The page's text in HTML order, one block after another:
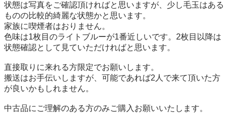
状態は写真をご確認頂ければと思いますが、少し毛玉はある
ものの比較的綺麗な状態かと思います。
家族に喫煙者はおりません。
色味は1枚目のライトブルーが1番近しいです。2枚目以降は
状態確認として見ていただければと思います。
直接取りに来れる方限定でお願いします。
搬送はお手伝いしますが、可能であれば2人で来て頂いた方
が良いかもしれません。
中古品にご理解のある方のみご購入お願いいたします。